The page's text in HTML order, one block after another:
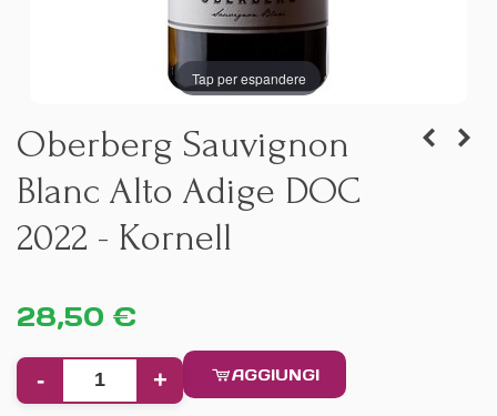
Tap per espandere
Oberberg Sauvignon
Blanc Alto Adige DOC
2022 - Kornell
28,50 €
- + AGGIUNGI